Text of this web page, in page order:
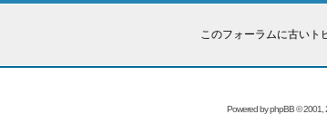
このフォーラムに古いト
Powered byphpBB© 2001,